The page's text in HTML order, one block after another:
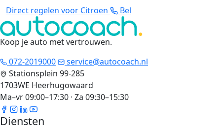
Direct regelen voor Citroen
Bel
Koop je auto met vertrouwen.
072-2019000
service@autocoach.nl
Stationsplein 99-285
1703WE Heerhugowaard
Ma–vr 09:00–17:30 · Za 09:30–15:30
Diensten